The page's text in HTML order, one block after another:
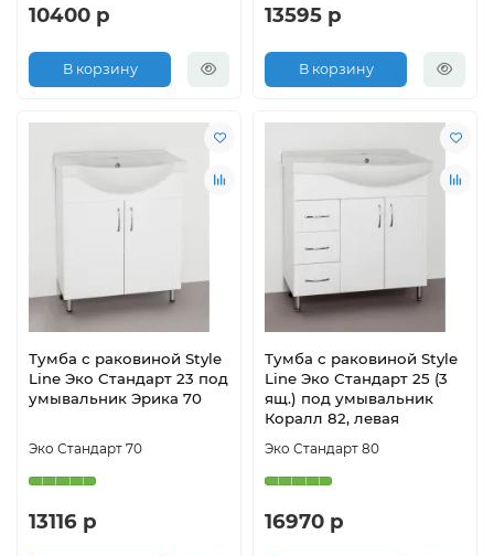
10400 р
В корзину
13595 р
В корзину
Тумба с раковиной Style
Line Эко Стандарт 23 под
умывальник Эрика 70
Эко Стандарт 70
13116 р
Тумба с раковиной Style
Line Эко Стандарт 25 (3
ящ.) под умывальник
Коралл 82, левая
Эко Стандарт 80
16970 р